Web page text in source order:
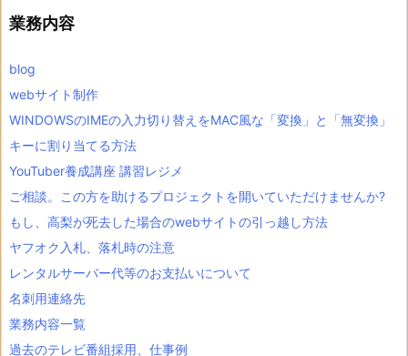
ブ
業務内容
blog
webサイト制作
WINDOWSのIMEの入力切り替えをMAC風な「変換」と「無変換」
キーに割り当てる方法
YouTuber養成講座 講習レジメ
ご相談。この方を助けるプロジェクトを開いていただけませんか?
もし、高梨が死去した場合のwebサイトの引っ越し方法
ヤフオク入札、落札時の注意
レンタルサーバー代等のお支払いについて
名刺用連絡先
業務内容一覧
過去のテレビ番組採用、仕事例